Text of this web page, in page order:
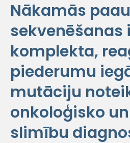
Nākamās
sekvenēšanas
komplekta,
piederumu
mutāciju
onkoloģisko
slimību